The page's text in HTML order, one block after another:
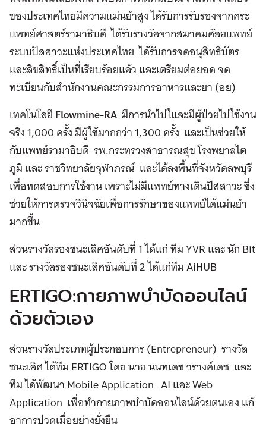
ของประเทศไทยมีความแม่นยำสูง ได้รับการรับรองจากคระ
แพทย์ศาสตร์รามาธิบดี ได้รับรางวัลจากสมาคมศัลยแพทย์
ระบบปัสสาวะแห่งประเทศไทย ได้รับการจดอนุสิทธิบัตร
และลิขสิทธิ์เป็นที่เรียบร้อยแล้ว และเตรียมต่อยอด จด
ทะเบียนกับสำนักงานคณะกรรมการอาหารและยา (อย)
เทคโนโลยีFlowmine-RA มีการนำไปใและมีผู้ป่วยไปใช้งาน
จริง 1,000 ครั้ง มีผู้ใช้มากกว่า 1,300 ครั้ง และเป็นช่วยให้
กับแพทย์รามาธิบดี รพ.กระทรวงสาธารณสุข โรงพยาลไต
ภูมิ และ ราชวิทยาลัยจุฬาภรณ์ และได้ลงพื้นที่จังหวัดลพบุรี
เพื่อทดสอบการใช้งาน เพราะไม่มีแพทย์ทางเดินปัสสาวะ ซึ่ง
ช่วยให้การตรวจวินิจฉัยเพื่อการรักษาของแพทย์ได้แม่นยำ
มากขึ้น
ส่วนรางวัลรองชนะเลิศอันดับที่ 1 ได้แก่ ทีม YVR และ นัก Bit
และ รางวัลรองชนะเลิศอันดับที่ 2 ได้แก่ทีม AiHUB
ERTIGO:กายภาพบำบัดออนไลน์
ด้วยตัวเอง
ส่วนรางวัลประเภทผู้ประกอบการ (Entrepreneur) รางวัล
ชนะเลิศ ได้ทีม ERTIGO โดย นาย นนทเดช วรางค์เดช และ
ทีม ได้พัฒนา Mobile Application AI และ Web
Application เพื่อทำกายภาพบำบัดออนไลน์ด้วยตนเอง แก้
อาการปวดเมื่อยย่างยั่งยืน